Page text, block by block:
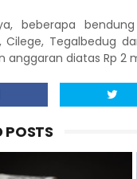
beberapa
Cilege, Tegalbedug
anggaran diatas Rp 2
POSTS